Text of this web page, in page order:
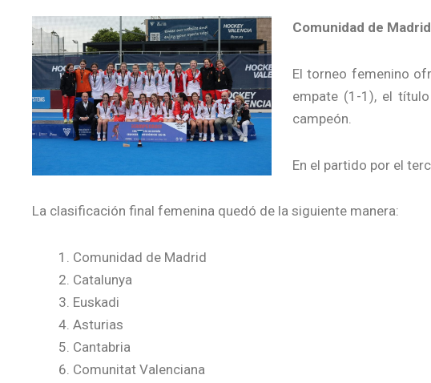
Comunidad de
El torneo femenino
empate (1-1), el
campeón.
En el partido por el
La clasificación final femenina quedó de la siguiente manera:
Comunidad de Madrid
Catalunya
Euskadi
Asturias
Cantabria
Comunitat Valenciana